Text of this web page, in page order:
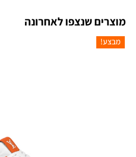
מוצרים שנצפו לאחרונה
מבצע!